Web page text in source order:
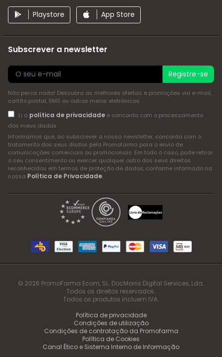
Playstore App Store
Subscrever a newsletter
Registre-se
Não perca nada! Descubra as melhores ofertas e promoções via e-mail,
cartão postal, SMS ou outros meios eletrónicos
Li a política de privacidadee concordo com o processamento
dos meus dados
Informamos que, ao subscrever a nossa newsletter, concorda com o
tratamento dos seus dados pela Promofarma para o envio de
comunicações comerciais ou promocionais. Em todo o caso, pode retirar
o seu consentimento ou exercer qualquer outro dos seus direitos
reconhecidos em termos de proteção de dados, conforme informado na
nossa Política de Privacidade.
© 2026 PromoFarma Ecom, SL. DocMorris Digital Services, Lda.
Todos os direitos reservados.
Todos os produtos incluem IVA.
Política de privacidade
Condições de utilização
Condições de contratação da Promofarma
Política de Cookies
Canal Ético e Sistema Interno de Informação